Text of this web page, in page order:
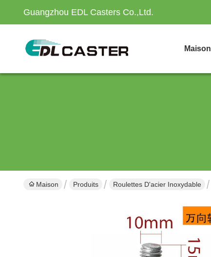
Guangzhou EDL Casters Co.,Ltd.
Maison
Maison Produits Roulettes D'acier Inoxydable